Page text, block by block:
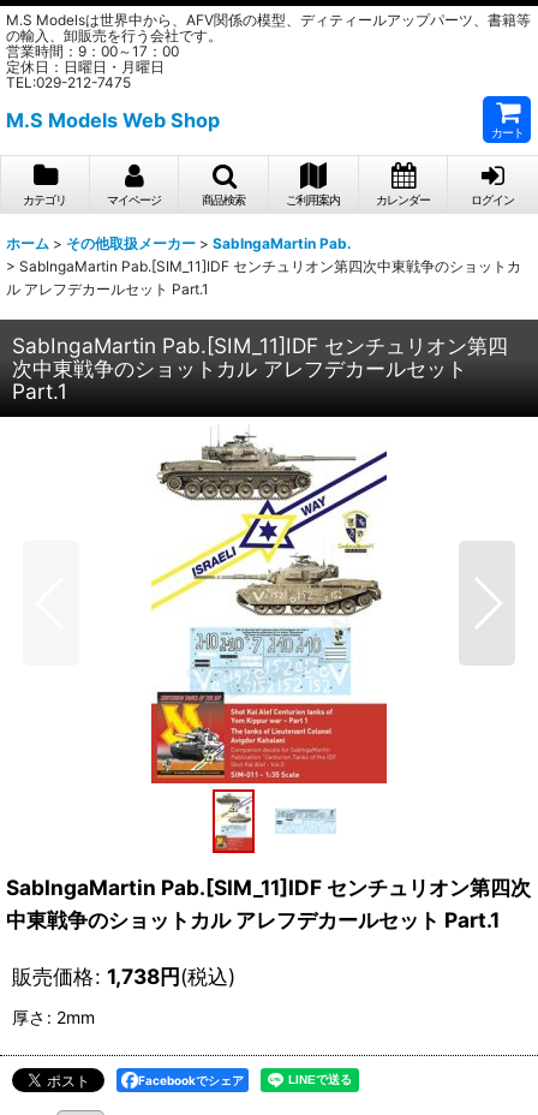
M.S Modelsは世界中から、AFV関係の模型、ディティールアップパーツ、書籍等
の輸入、卸販売を行う会社です。
営業時間：9：00～17：00
定休日：日曜日・月曜日
TEL:029-212-7475
M.S Models Web Shop
カート
カテゴリ マイページ 商品検索 ご利用案内 カレンダー ログイン
ホーム > その他取扱メーカー > SabIngaMartin Pab.
> SabIngaMartin Pab.[SIM_11]IDF センチュリオン第四次中東戦争のショットカ
ル アレフデカールセット Part.1
SabIngaMartin Pab.[SIM_11]IDF センチュリオン第四
次中東戦争のショットカル アレフデカールセット
Part.1
SabIngaMartin Pab.[SIM_11]IDF センチュリオン第四次
中東戦争のショットカル アレフデカールセット Part.1
販売価格: 1,738円(税込)
厚さ : 2mm
Facebookでシェア